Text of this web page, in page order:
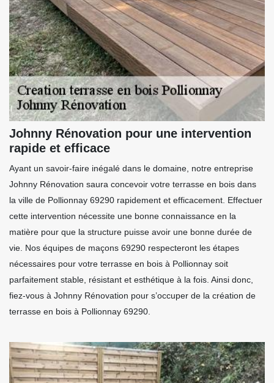
Johnny Rénovation pour une intervention
rapide et efficace
Ayant un savoir-faire inégalé dans le domaine, notre entreprise
Johnny Rénovation saura concevoir votre terrasse en bois dans
la ville de Pollionnay 69290 rapidement et efficacement. Effectuer
cette intervention nécessite une bonne connaissance en la
matière pour que la structure puisse avoir une bonne durée de
vie. Nos équipes de maçons 69290 respecteront les étapes
nécessaires pour votre terrasse en bois à Pollionnay soit
parfaitement stable, résistant et esthétique à la fois. Ainsi donc,
fiez-vous à Johnny Rénovation pour s’occuper de la création de
terrasse en bois à Pollionnay 69290.